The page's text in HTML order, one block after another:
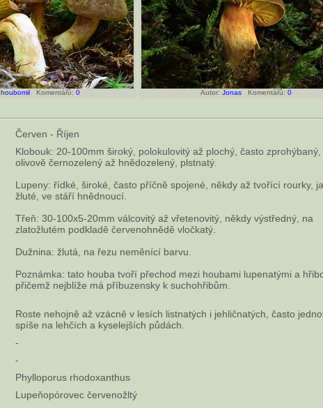
houbomilKomentářů: 0 Autor: JonasKomentářů: 0
Červen - Říjen
Klobouk: 20-100mm široký, polokulovitý až plochý, často zprohýbaný,
olivově černozelený až hnědozelený, plstnatý.
Lupeny: řídké, široké, často příčně spojené, někdy až tvořící rourky,
žluté, ve stáří hnědnoucí.
Třeň: 30-100x5-20mm válcovitý až vřetenovitý, někdy výstředný, na
zlatožlutém podkladě červenohnědě vločkatý.
Dužnina: žlutá, na řezu neměnící barvu.
Poznámka: tato houba tvoří přechod mezi houbami lupenatými a
přičemž nejblíže má příbuzensky k suchohřibům.
Roste nehojně až vzácně v lesích listnatých i jehličnatých, často
spíše na lehčích a kyselejších půdách.
-
-
Phylloporus rhodoxanthus
Lupeňopórovec červenožltý